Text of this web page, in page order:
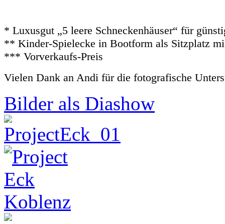
* Luxusgut „5 leere Schneckenhäuser“ für
** Kinder-Spielecke in Bootform als Sitzplatz
*** Vorverkaufs-Preis
Vielen Dank an Andi für die fotografische
Bilder als Diashow